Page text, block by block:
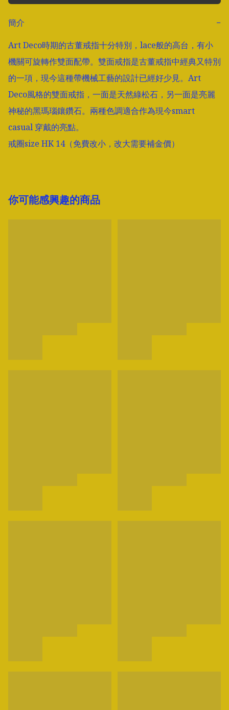
簡介
−
Art Deco時期的古董戒指十分特別，lace般的高台，有小
機關可旋轉作雙面配帶。雙面戒指是古董戒指中經典又特別
的一項，現今這種帶機械工藝的設計已經好少見。Art
Deco風格的雙面戒指，一面是天然綠松石，另一面是亮麗
神秘的黑瑪瑙鑲鑽石。兩種色調適合作為現今smart
casual 穿戴的亮點。
戒圈size HK 14（免費改小，改大需要補金價）
你可能感興趣的商品